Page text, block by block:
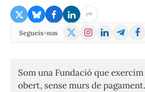
Segueix-nos
X
Instagram
LinkedInTelegram
Som una Fundació que
obert, sense murs de